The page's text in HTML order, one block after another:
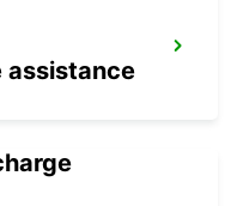
assistance